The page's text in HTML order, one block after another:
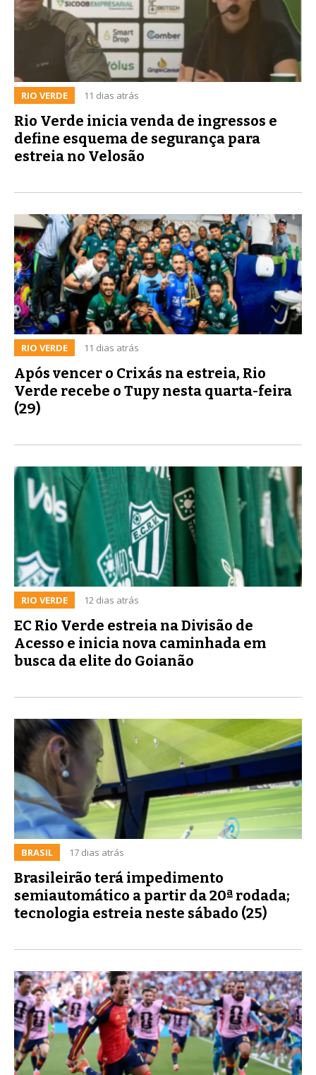
RIO VERDE 11 dias atrás
Rio Verde inicia venda de ingressos e
define esquema de segurança para
estreia no Velosão
RIO VERDE 11 dias atrás
Após vencer o Crixás na estreia, Rio
Verde recebe o Tupy nesta quarta-feira
(29)
RIO VERDE 12 dias atrás
EC Rio Verde estreia na Divisão de
Acesso e inicia nova caminhada em
busca da elite do Goianão
BRASIL 17 dias atrás
Brasileirão terá impedimento
semiautomático a partir da 20ª rodada;
tecnologia estreia neste sábado (25)